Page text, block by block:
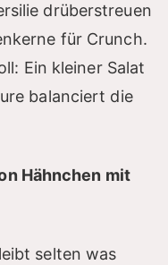
drüberstreuen
für Crunch.
Ein kleiner Salat
balanciert die
Hähnchen mit
selten was